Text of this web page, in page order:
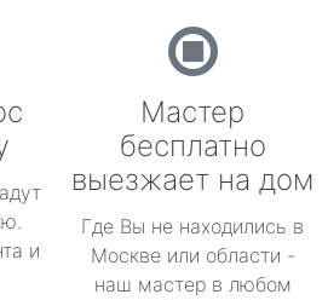
и
Мастер
бесплатно
выезжает на дом
Где Вы не находились в
Москве или области -
наш мастер в любом